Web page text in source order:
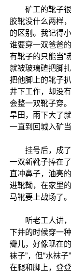
矿工的靴子很
胶靴没什么两样
的区别。我记得
谁要穿一双爸爸
有靴子的只能当“
就被玻璃碴把脚
把他脚上的靴子
井下工作，却没
会整一双靴子穿
旱田，雨下大了
一直到回城入矿
挂号后，成了
一双新靴子捧在
直冲鼻子，油亮
进靴靿，在家里
马靴要上战场了。
听老工人讲，
下井的时候穿一
瓣儿，好像现在
袜子”，但“水袜
在腿和脚上，登